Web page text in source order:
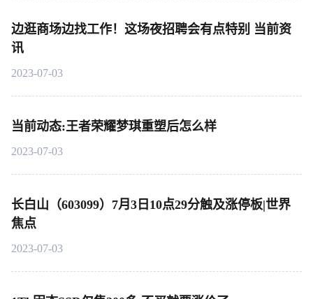
边逛商场边找工作！这场夜招聘会有点特别 当前资
讯
2023-07-03
当前动态:王者荣耀梦琪重塑后怎么样
2023-07-03
长白山（603099）7月3日10点29分触及涨停板|世界
焦点
2023-07-03